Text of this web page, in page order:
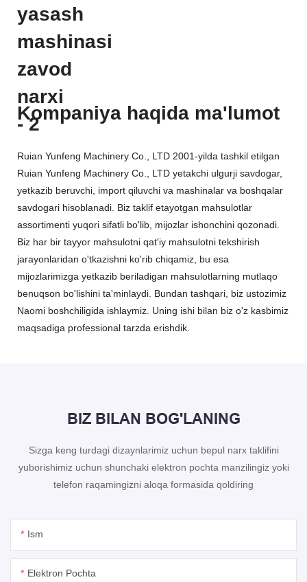
Kompaniya haqida ma'lumot
Ruian Yunfeng Machinery Co., LTD 2001-yilda tashkil etilgan
Ruian Yunfeng Machinery Co., LTD yetakchi ulgurji savdogar,
yetkazib beruvchi, import qiluvchi va mashinalar va boshqalar
savdogari hisoblanadi. Biz taklif etayotgan mahsulotlar
assortimenti yuqori sifatli bo'lib, mijozlar ishonchini qozonadi.
Biz har bir tayyor mahsulotni qat'iy mahsulotni tekshirish
jarayonlaridan o'tkazishni ko'rib chiqamiz, bu esa
mijozlarimizga yetkazib beriladigan mahsulotlarning mutlaqo
benuqson bo'lishini ta'minlaydi. Bundan tashqari, biz ustozimiz
Naomi boshchiligida ishlaymiz. Uning ishi bilan biz o'z kasbimiz
maqsadiga professional tarzda erishdik.
BIZ BILAN BOG'LANING
Sizga keng turdagi dizaynlarimiz uchun bepul narx taklifini
yuborishimiz uchun shunchaki elektron pochta manzilingiz yoki
telefon raqamingizni aloqa formasida qoldiring
Ism
Elektron Pochta